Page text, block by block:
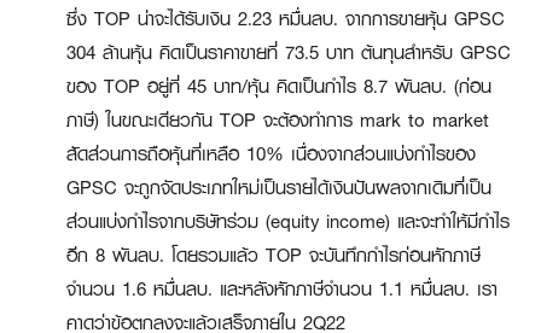
ซึ่ง TOP น่าจะได้รับเงิน 2.23 หมื่นลบ. จากการขายหุ้น GPSC
304 ล้านหุ้น คิดเป็นราคาขายที่ 73.5 บาท ต้นทุนสำหรับ GPSC
ของ TOP อยู่ที่ 45 บาท/หุ้น คิดเป็นกำไร 8.7 พันลบ. (ก่อน
ภาษี) ในขณะเดียวกัน TOP จะต้องทำการ mark to market
สัดส่วนการถือหุ้นที่เหลือ 10% เนื่องจากส่วนแบ่งกำไรของ
GPSC จะถูกจัดประเภทใหม่เป็นรายได้เงินปันผลจากเดิมที่เป็น
ส่วนแบ่งกำไรจากบริษัทร่วม (equity income) และจะทำให้มีกำไร
อีก 8 พันลบ. โดยรวมแล้ว TOP จะบันทึกกำไรก่อนหักภาษี
จำนวน 1.6 หมื่นลบ. และหลังหักภาษีจำนวน 1.1 หมื่นลบ. เรา
คาดว่าข้อตกลงจะแล้วเสร็จภายใน 2Q22